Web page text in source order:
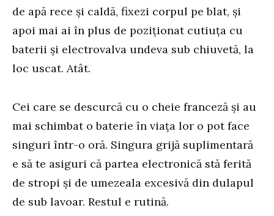
de apă rece și caldă, fixezi corpul pe blat, și
apoi mai ai în plus de poziționat cutiuța cu
baterii și electrovalva undeva sub chiuvetă, la
loc uscat. Atât.
Cei care se descurcă cu o cheie franceză și au
mai schimbat o baterie în viața lor o pot face
singuri într-o oră. Singura grijă suplimentară
e să te asiguri că partea electronică stă ferită
de stropi și de umezeala excesivă din dulapul
de sub lavoar. Restul e rutină.